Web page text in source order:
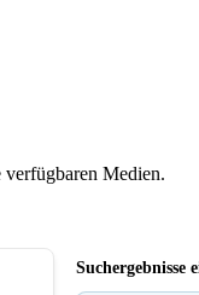
Medien.
Suchergebnisse